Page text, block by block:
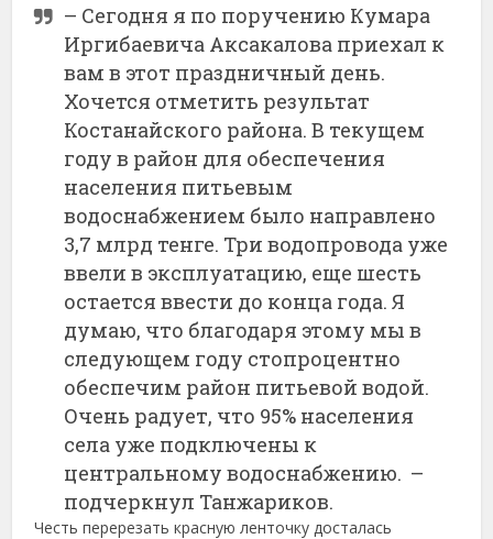
– Сегодня я по поручению Кумара
Иргибаевича Аксакалова приехал к
вам в этот праздничный день.
Хочется отметить результат
Костанайского района. В текущем
году в район для обеспечения
населения питьевым
водоснабжением было направлено
3,7 млрд тенге. Три водопровода уже
ввели в эксплуатацию, еще шесть
остается ввести до конца года. Я
думаю, что благодаря этому мы в
следующем году стопроцентно
обеспечим район питьевой водой.
Очень радует, что 95% населения
села уже подключены к
центральному водоснабжению. –
подчеркнул Танжариков.
Честь перерезать красную ленточку досталась